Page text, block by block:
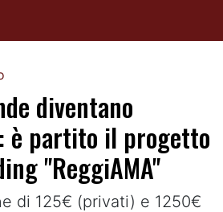
diventano
è partito il progetto
"ReggiAMA"
di 125€ (privati) e 1250€